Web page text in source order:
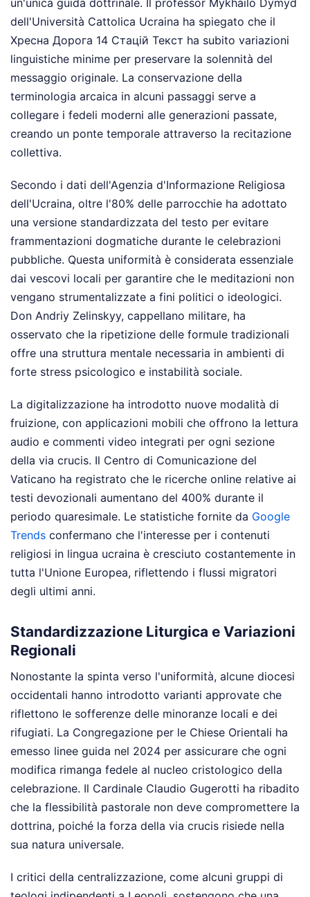
un'unica guida dottrinale. Il professor Mykhailo Dymyd
dell'Università Cattolica Ucraina ha spiegato che il
Хресна Дорога 14 Стацій Текст ha subito variazioni
linguistiche minime per preservare la solennità del
messaggio originale. La conservazione della
terminologia arcaica in alcuni passaggi serve a
collegare i fedeli moderni alle generazioni passate,
creando un ponte temporale attraverso la recitazione
collettiva.
Secondo i dati dell'Agenzia d'Informazione Religiosa
dell'Ucraina, oltre l'80% delle parrocchie ha adottato
una versione standardizzata del testo per evitare
frammentazioni dogmatiche durante le celebrazioni
pubbliche. Questa uniformità è considerata essenziale
dai vescovi locali per garantire che le meditazioni non
vengano strumentalizzate a fini politici o ideologici.
Don Andriy Zelinskyy, cappellano militare, ha
osservato che la ripetizione delle formule tradizionali
offre una struttura mentale necessaria in ambienti di
forte stress psicologico e instabilità sociale.
La digitalizzazione ha introdotto nuove modalità di
fruizione, con applicazioni mobili che offrono la lettura
audio e commenti video integrati per ogni sezione
della via crucis. Il Centro di Comunicazione del
Vaticano ha registrato che le ricerche online relative ai
testi devozionali aumentano del 400% durante il
periodo quaresimale. Le statistiche fornite da Google
Trends confermano che l'interesse per i contenuti
religiosi in lingua ucraina è cresciuto costantemente in
tutta l'Unione Europea, riflettendo i flussi migratori
degli ultimi anni.
Standardizzazione Liturgica e Variazioni
Regionali
Nonostante la spinta verso l'uniformità, alcune diocesi
occidentali hanno introdotto varianti approvate che
riflettono le sofferenze delle minoranze locali e dei
rifugiati. La Congregazione per le Chiese Orientali ha
emesso linee guida nel 2024 per assicurare che ogni
modifica rimanga fedele al nucleo cristologico della
celebrazione. Il Cardinale Claudio Gugerotti ha ribadito
che la flessibilità pastorale non deve compromettere la
dottrina, poiché la forza della via crucis risiede nella
sua natura universale.
I critici della centralizzazione, come alcuni gruppi di